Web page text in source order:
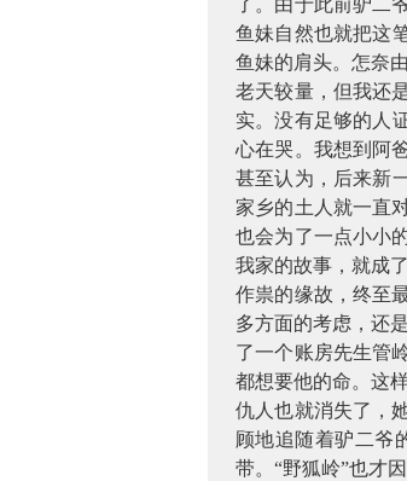
了。由于此前驴二
鱼妹自然也就把这
鱼妹的肩头。怎奈
老天较量，但我还
实。没有足够的人
心在哭。我想到阿
甚至认为，后来新
家乡的土人就一直
也会为了一点小小
我家的故事，就成
作祟的缘故，终至
多方面的考虑，还
了一个账房先生管
都想要他的命。这
仇人也就消失了，
顾地追随着驴二爷
带。“野狐岭”也才